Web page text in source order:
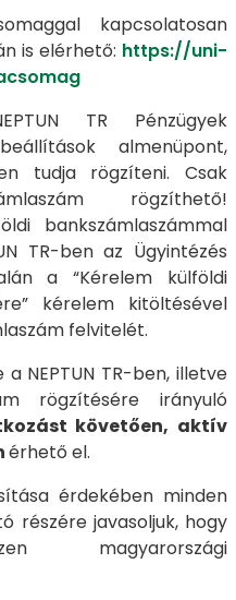
kapcsolatosan
is elérhető: https://uni-
TR Pénzügyek
almenüpont,
tudja rögzíteni. Csak
rögzíthető!
bankszámlaszámmal
TR-ben az Ügyintézés
a “Kérelem külföldi
kérelem kitöltésével
felvitelét.
NEPTUN TR-ben, illetve
rögzítésére irányuló
követően, aktív
érhető el.
érdekében minden
részére javasoljuk, hogy
magyarországi